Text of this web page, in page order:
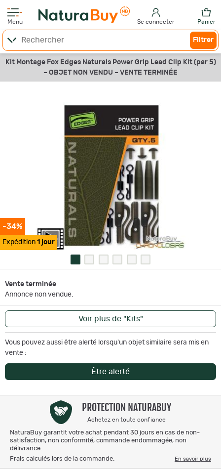
Menu Se connecter Panier
Filtrer
Kit Montage Fox Edges Naturals Power Grip Lead Clip Kit (par 5)
– OBJET NON VENDU – VENTE TERMINÉE
-34%
Expédition 1 jour
Vente terminée
Annonce non vendue.
Voir plus de "Kits"
Vous pouvez aussi être alerté lorsqu'un objet similaire sera mis en
vente :
Être alerté
PROTECTION NATURABUY
Achetez en toute confiance
NaturaBuy garantit votre achat pendant 30 jours en cas de non-
satisfaction, non conformité, commande endommagée, non
délivrance.
Frais calculés lors de la commande.
En savoir plus